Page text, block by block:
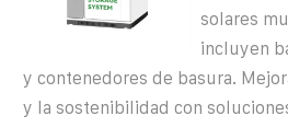
solares
incluyen
y contenedores de basura.
y la sostenibilidad con